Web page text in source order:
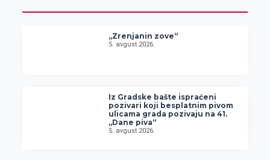
„Zrenjanin zove“
5. avgust 2026.
Iz Gradske bašte ispraćeni
pozivari koji besplatnim pivom
ulicama grada pozivaju na 41.
„Dane piva“
5. avgust 2026.